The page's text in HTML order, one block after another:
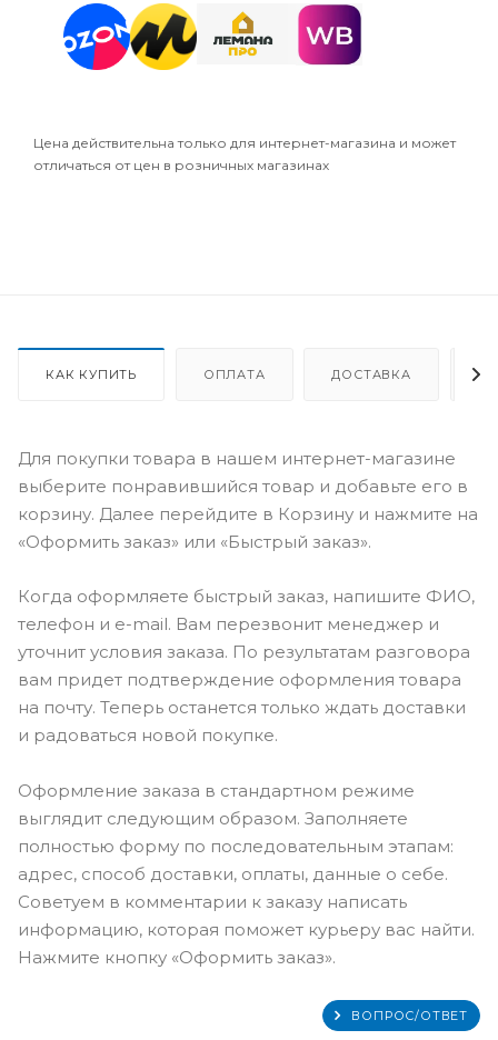
Цена действительна только для интернет-магазина и может
отличаться от цен в розничных магазинах
КАК КУПИТЬ ОПЛАТА ДОСТАВКА
Для покупки товара в нашем интернет-магазине
выберите понравившийся товар и добавьте его в
корзину. Далее перейдите в Корзину и нажмите на
«Оформить заказ» или «Быстрый заказ».
Когда оформляете быстрый заказ, напишите ФИО,
телефон и e-mail. Вам перезвонит менеджер и
уточнит условия заказа. По результатам разговора
вам придет подтверждение оформления товара
на почту. Теперь останется только ждать доставки
и радоваться новой покупке.
Оформление заказа в стандартном режиме
выглядит следующим образом. Заполняете
полностью форму по последовательным этапам:
адрес, способ доставки, оплаты, данные о себе.
Советуем в комментарии к заказу написать
информацию, которая поможет курьеру вас найти.
Нажмите кнопку «Оформить заказ».
ВОПРОС/ОТВЕТ